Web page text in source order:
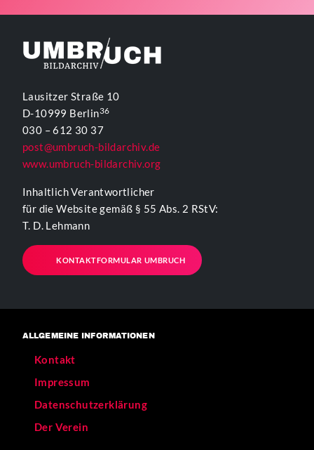
Lausitzer Straße 10
D-10999 Berlin36
030 – 612 30 37
post@umbruch-bildarchiv.de
www.umbruch-bildarchiv.org
Inhaltlich Verantwortlicher
für die Website gemäß § 55 Abs. 2 RStV:
T. D. Lehmann
KONTAKTFORMULAR UMBRUCH
ALLGEMEINE INFORMATIONEN
Kontakt
Impressum
Datenschutzerklärung
Der Verein